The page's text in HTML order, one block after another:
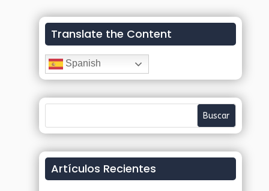
Translate the Content
Spanish
Artículos Recientes